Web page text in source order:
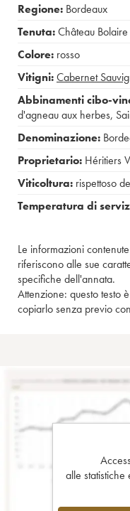
Regione: Bordeaux
Tenuta:Château Bolaire
Colore: rosso
Vitigni:Cabernet
Abbinamenti cibo-
d'agneau aux herbes,
Denominazione:
Proprietario: Héritiers
Viticoltura: rispettoso
Temperatura di
Le informazioni
riferiscono alle sue
specifiche dell'annata.
Attenzione: questo testo
copiarlo senza previo
alle